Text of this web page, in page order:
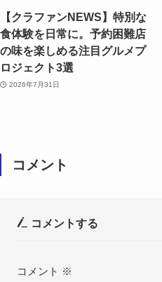
【クラファンNEWS】特別な
食体験を日常に。予約困難店
の味を楽しめる注目グルメプ
ロジェクト3選
2026年7月31日
コメント
コメントする
コメント ※